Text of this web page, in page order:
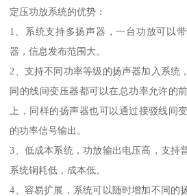
定压功放系统的优势：
1、系统支持多扬声器，一台功放可以
器，信息发布范围大。
2、支持不同功率等级的扬声器加入系统
同的线间变压器都可以在总功率允许的
上，同样的扬声器也可以通过接驳线间
的功率信号输出。
3、低成本系统，功放输出电压高，支持
系统铜耗低，成本低。
4、容易扩展，系统可以随时增加不同的